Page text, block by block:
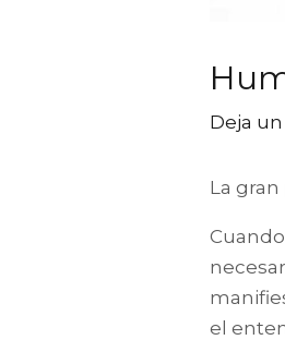
Deja
La
el